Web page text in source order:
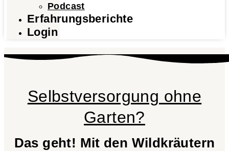
Podcast
Erfahrungsberichte
Login
Selbstversorgung ohne
Garten?
Das geht! Mit den Wildkräutern